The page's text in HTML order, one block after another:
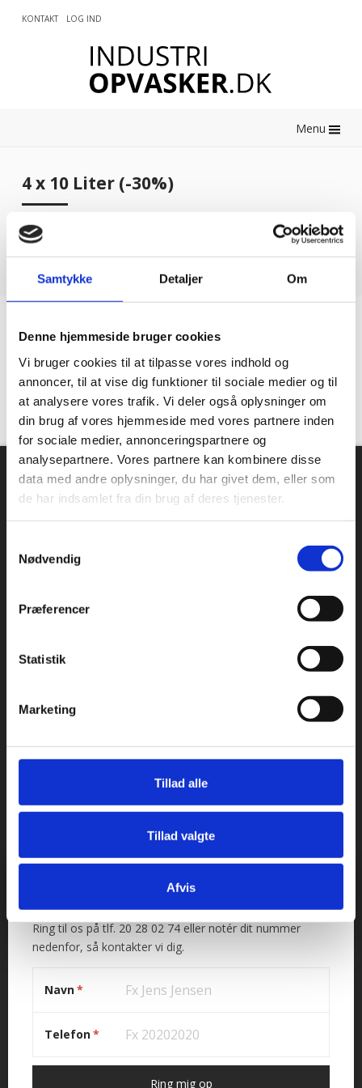
Samtykke Detaljer Om
Denne hjemmeside bruger cookies
Vi bruger cookies til at tilpasse vores indhold og
annoncer, til at vise dig funktioner til sociale medier og til
at analysere vores trafik. Vi deler også oplysninger om
din brug af vores hjemmeside med vores partnere inden
for sociale medier, annonceringspartnere og
analysepartnere. Vores partnere kan kombinere disse
data med andre oplysninger, du har givet dem, eller som
de har indsamlet fra din brug af deres tjenester.
Nødvendig
Præferencer
Statistik
Marketing
Tillad alle
Tillad valgte
Afvis
KONTAKT LOG IND
Menu
4 x 10 Liter (-30%)
Der blev ikke fundet nogle varer, der matcher dit valg.
Kundetilfredshed
“Altid flinke og hjælpsom”
Om Industriopvasker.dk
Danmarks største sortiment, mange forskellige producenter
og en massiv erfaring indenfor industriopvaskemaskiner.
Alligevel bruges der hver dag mange timer på at vaske op.
Fungerer maskinen ikke optimalt, giver det anledning til store
Besøg os på: Rømersvej 33, 7430 Ikast
Åbningstider:
Mandag til torsdag fra 08:00 – 16:30.
Industriopvasker.dk
Tlf. 20280274
Har du brug for support?
E-mail:mail@industriopvasker.dk
Hurtige links
Bliv ringet op
Ring til os på tlf. 20 28 02 74 eller notér dit nummer
nedenfor, så kontakter vi dig.
Navn*
Telefon*